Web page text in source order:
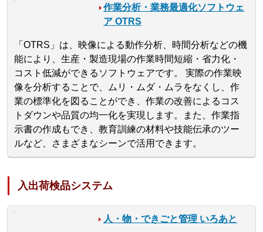
作業分析・業務最適化ソフトウェ
ア OTRS
「OTRS」は、映像による動作分析、時間分析などの機
能により、生産・製造現場の作業時間短縮・省力化・
コスト低減ができるソフトウェアです。 実際の作業映
像を分析することで、ムリ・ムダ・ムラをなくし、作
業の標準化を図ることができ、作業の改善によるコス
トダウンや品質の均一化を実現します。また、作業指
示書の作成もでき、教育訓練の材料や技能伝承のツー
ルなど、さまざまなシーンで活用できます。
入出荷検品システム
人・物・できごと管理 いろあと